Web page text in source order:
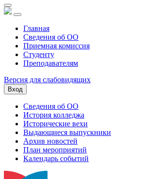
Главная
Сведения об ОО
Приемная комиссия
Студенту
Преподавателям
Версия для слабовидящих
Вход
Сведения об ОО
История колледжа
Исторические вехи
Выдающиеся выпускники
Архив новостей
План мероприятий
Календарь событий